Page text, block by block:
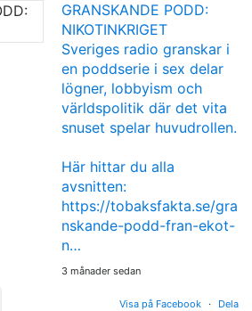
GRANSKANDE PODD:
NIKOTINKRIGET
Sveriges radio granskar i
en poddserie i sex delar
lögner, lobbyism och
världspolitik där det vita
snuset spelar huvudrollen.
Här hittar du alla
avsnitten:
https://tobaksfakta.se/gra
nskande-podd-fran-ekot-
n…
3 månader sedan
Visa på Facebook · Dela